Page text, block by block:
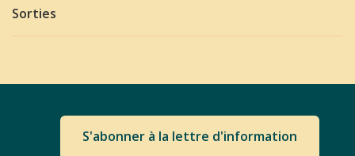
Sorties
S'abonner à la lettre d'information